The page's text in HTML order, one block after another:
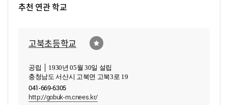
추천 연관 학교
고북초등학교
공립 │ 1930년 05월 30일 설립
충청남도 서산시 고북면 고북3로 19
041-669-6305
http://gobuk-m.cnees.kr/